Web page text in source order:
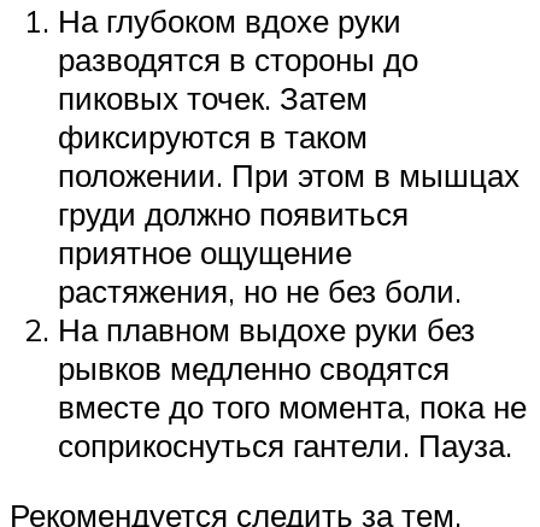
На глубоком вдохе руки
разводятся в стороны до
пиковых точек. Затем
фиксируются в таком
положении. При этом в мышцах
груди должно появиться
приятное ощущение
растяжения, но не без боли.
На плавном выдохе руки без
рывков медленно сводятся
вместе до того момента, пока не
соприкоснуться гантели. Пауза.
Рекомендуется следить за тем,